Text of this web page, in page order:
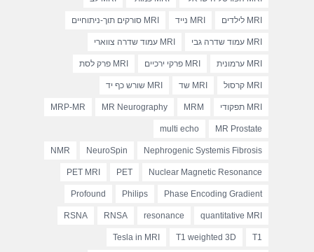
MRI לילדים MRI נייד MRI סורקים תוך-ניתוחיים
MRI עמוד שדרה גבי MRI עמוד שדרה צווארי
MRI ערמונית MRI פרקי ירכיים MRI פרק לסת
MRI קרסול MRI שד MRI שורש כף יד
MRI תפקודי MRM
MR Neurography
MRP-MR
MR Prostate
multi echo
Nephrogenic Systemis Fibrosis
NeuroSpin
NMR
Nuclear Magnetic Resonance
PET
PET MRI
Phase Encoding Gradient
Philips
Profound
quantitative MRI
resonance
RNSA
RSNA
T1
T1 weighted 3D
Tesla in MRI